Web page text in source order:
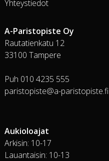
Yhteystiedot
A-Paristopiste Oy
Rautatienkatu 12
33100 Tampere
Puh 010 4235 555
paristopiste@a-paristopiste.fi
Aukioloajat
Arkisin: 10-17
Lauantaisin: 10-13